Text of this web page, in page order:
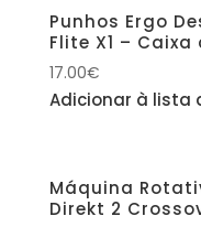
Punhos Ergo
Flite X1 –
17.00€
Adicionar à lista
Máquina
Direkt 2